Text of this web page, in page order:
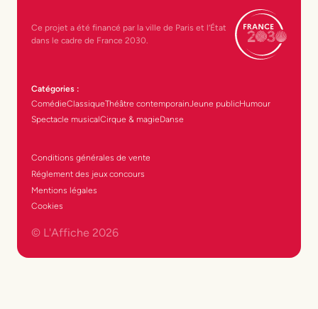
Ce projet a été financé par la ville de Paris et l’État
dans le cadre de France 2030.
Catégories :
ComédieClassiqueThéâtre contemporainJeune publicHumour
Spectacle musicalCirque & magieDanse
Conditions générales de vente
Réglement des jeux concours
Mentions légales
Cookies
© L'Affiche 2026